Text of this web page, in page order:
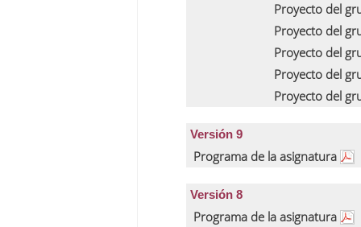
Proyecto del
Proyecto del
Proyecto del
Proyecto del
Proyecto del
Versión 9
Programa de la asignatura
Versión 8
Programa de la asignatura